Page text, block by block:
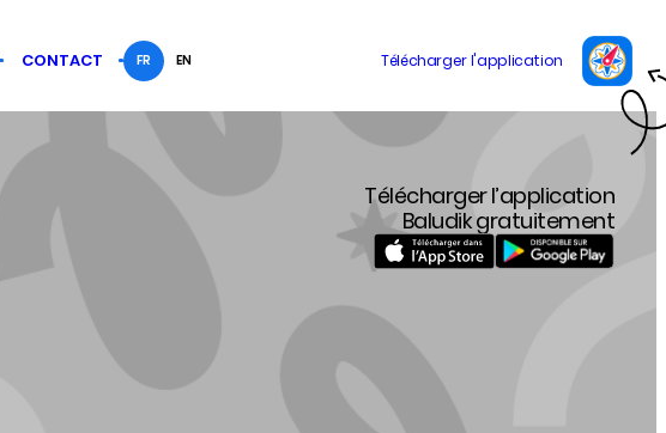
CONTACT FR EN
Télécharger l’application
Baludik gratuitement